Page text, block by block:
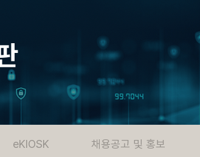
eKIOSK 채용공고 및 홍보